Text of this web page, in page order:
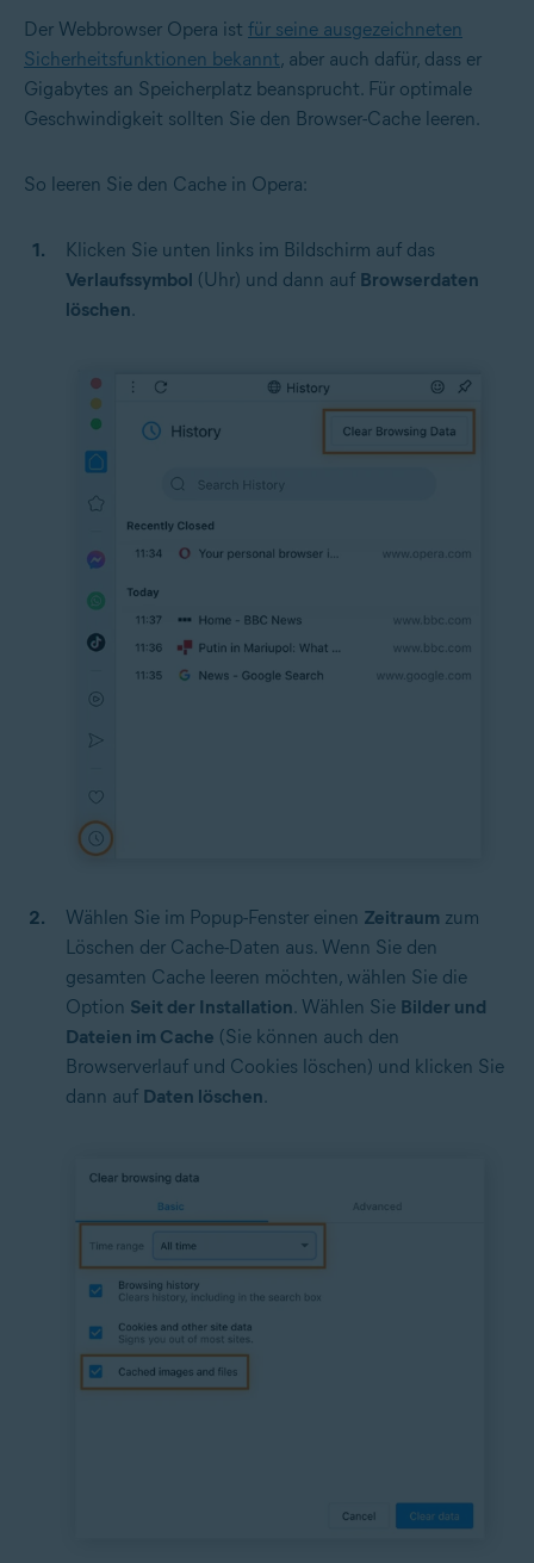
Der Webbrowser Opera ist für seine ausgezeichneten
Sicherheitsfunktionen bekannt, aber auch dafür, dass er
Gigabytes an Speicherplatz beansprucht. Für optimale
Geschwindigkeit sollten Sie den Browser-Cache leeren.
So leeren Sie den Cache in Opera:
Klicken Sie unten links im Bildschirm auf das
Verlaufssymbol (Uhr) und dann auf Browserdaten
löschen.
Wählen Sie im Popup-Fenster einen Zeitraum zum
Löschen der Cache-Daten aus. Wenn Sie den
gesamten Cache leeren möchten, wählen Sie die
Option Seit der Installation. Wählen Sie Bilder und
Dateien im Cache (Sie können auch den
Browserverlauf und Cookies löschen) und klicken Sie
dann auf Daten löschen.